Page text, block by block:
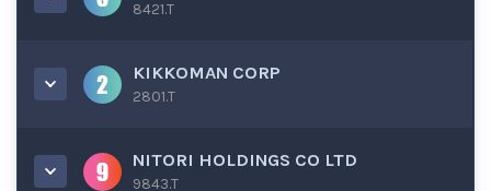
8421.T
KIKKOMAN CORP
2801.T
NITORI HOLDINGS CO LTD
9843.T